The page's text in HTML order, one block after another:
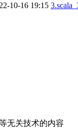
10-16 19:15
无关技术的内容